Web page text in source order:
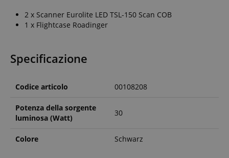
2 x Scanner Eurolite LED TSL-150 Scan COB
1 x Flightcase Roadinger
Specificazione
Codice articolo 00108208
Potenza della sorgente
luminosa (Watt)
30
Colore Schwarz